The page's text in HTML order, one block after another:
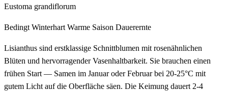
Eustoma grandiflorum
Bedingt Winterhart Warme Saison Dauerernte
Lisianthus sind erstklassige Schnittblumen mit rosenähnlichen
Blüten und hervorragender Vasenhaltbarkeit. Sie brauchen einen
frühen Start — Samen im Januar oder Februar bei 20-25°C mit
gutem Licht auf die Oberfläche säen. Die Keimung dauert 2-4